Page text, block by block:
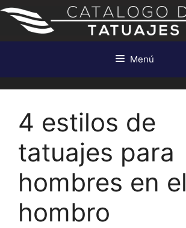
Saltar
contenido
Menú
4 estilos de
tatuajes para
hombres en el
hombro